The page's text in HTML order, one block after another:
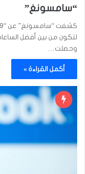
“سامسونغ”
لتكون من بين أفضل
وحصلت…
أكمل القراءة »